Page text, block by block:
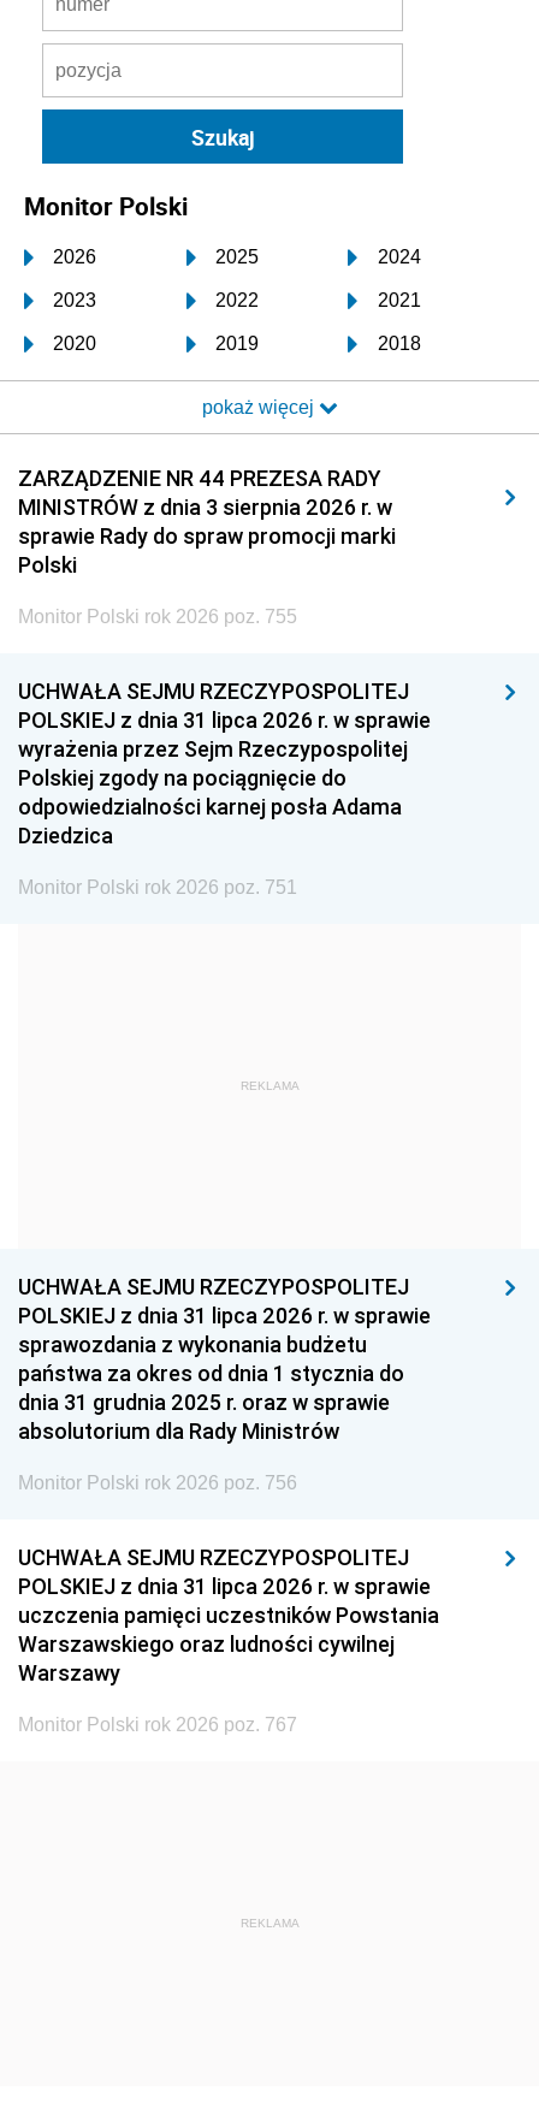
Monitor Polski
2026 2025 2024
2023 2022 2021
2020 2019 2018
2017 2016 2015
2014 2013 2012
2011 2010 2009
2008 2007 2006
2005
1996 1995 1994
1993 1992 1991
1990 1989
1987 1986 1985
1968
1954 1953 1952
1951 1950
1948 1947 1946
1939 1938
pokaż więcej
ZARZĄDZENIE NR 44 PREZESA RADY
MINISTRÓW z dnia 3 sierpnia 2026 r. w
sprawie Rady do spraw promocji marki
Polski
Monitor Polski rok 2026 poz. 755
UCHWAŁA SEJMU RZECZYPOSPOLITEJ
POLSKIEJ z dnia 31 lipca 2026 r. w sprawie
wyrażenia przez Sejm Rzeczypospolitej
Polskiej zgody na pociągnięcie do
odpowiedzialności karnej posła Adama
Dziedzica
Monitor Polski rok 2026 poz. 751
REKLAMA
UCHWAŁA SEJMU RZECZYPOSPOLITEJ
POLSKIEJ z dnia 31 lipca 2026 r. w sprawie
sprawozdania z wykonania budżetu
państwa za okres od dnia 1 stycznia do
dnia 31 grudnia 2025 r. oraz w sprawie
absolutorium dla Rady Ministrów
Monitor Polski rok 2026 poz. 756
UCHWAŁA SEJMU RZECZYPOSPOLITEJ
POLSKIEJ z dnia 31 lipca 2026 r. w sprawie
uczczenia pamięci uczestników Powstania
Warszawskiego oraz ludności cywilnej
Warszawy
Monitor Polski rok 2026 poz. 767
REKLAMA